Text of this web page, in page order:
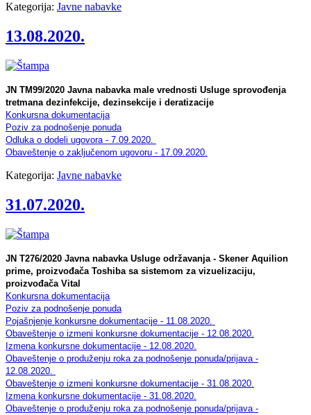
Kategorija: Javne nabavke
13.08.2020.
JN TM99/2020 Javna nabavka male vrednosti Usluge sprovođenja
tretmana dezinfekcije, dezinsekcije i deratizacije
Konkursna dokumentacija
Poziv za podnošenje ponuda
Odluka o dodeli ugovora - 7.09.2020.
Obaveštenje o zaključenom ugovoru - 17.09.2020.
Kategorija: Javne nabavke
31.07.2020.
JN T276/2020 Javna nabavka Usluge održavanja - Skener Aquilion
prime, proizvođača Toshiba sa sistemom za vizuelizaciju,
proizvođača Vital
Konkursna dokumentacija
Poziv za podnošenje ponuda
Pojašnjenje konkursne dokumentacije - 11.08.2020.
Obaveštenje o izmeni konkursne dokumentacije - 12.08.2020.
Izmena konkursne dokumentacije - 12.08.2020.
Obaveštenje o produženju roka za podnošenje ponuda/prijava -
12.08.2020.
Obaveštenje o izmeni konkursne dokumentacije - 31.08.2020.
Izmena konkursne dokumentacije - 31.08.2020.
Obaveštenje o produženju roka za podnošenje ponuda/prijava -